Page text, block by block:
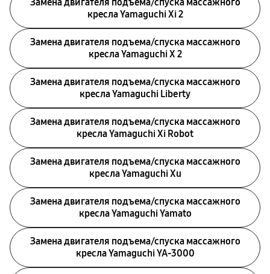
кресла Yamaguchi Xi 2
Замена двигателя подъема/спуска массажного
кресла Yamaguchi X 2
Замена двигателя подъема/спуска массажного
кресла Yamaguchi Liberty
Замена двигателя подъема/спуска массажного
кресла Yamaguchi Xi Robot
Замена двигателя подъема/спуска массажного
кресла Yamaguchi Xu
Замена двигателя подъема/спуска массажного
кресла Yamaguchi Yamato
Замена двигателя подъема/спуска массажного
кресла Yamaguchi YA-3000